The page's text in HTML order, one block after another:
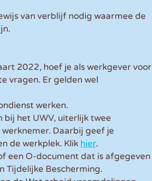
van verblijf nodig waarmee de
2022, hoef je als werkgever voor
vragen. Er gelden wel
werken.
bij het UWV, uiterlijk twee
Daarbij geef je
de werkplek. Klik hier.
een O-document dat is afgegeven
Tijdelijke Bescherming.